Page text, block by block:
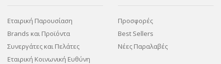
Εταιρική Παρουσίαση
Brands και Προϊόντα
Συνεργάτες και Πελάτες
Εταιρική Κοινωνική Ευθύνη
Προσφορές
Best Sellers
Νέες Παραλαβές